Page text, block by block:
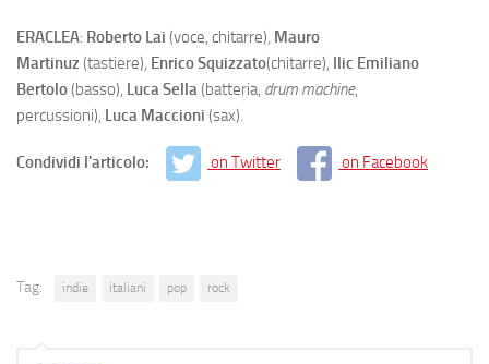
ERACLEA: Roberto Lai (voce, chitarre), Mauro
Martinuz(tastiere), Enrico Squizzato(chitarre), Ilic Emiliano
Bertolo(basso), Luca Sella(batteria, drum machine,
percussioni), Luca Maccioni (sax).
Condividi l'articolo: on Twitter on Facebook
Tag: indie italiani pop rock